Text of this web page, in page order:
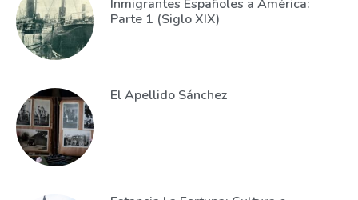
Inmigrantes Españoles a América:
Parte 1 (Siglo XIX)
El Apellido Sánchez